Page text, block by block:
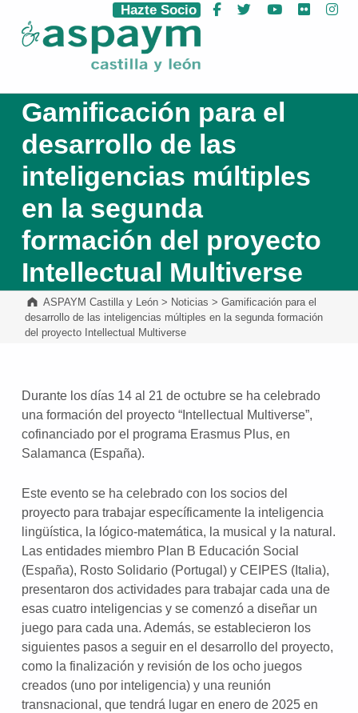
ASPAYM Castilla y León
Hazte Socio Facebook
Twitter YouTube
Flickr
Gamificación para el
desarrollo de las
inteligencias múltiples
en la segunda
formación del proyecto
Intellectual Multiverse
ASPAYM Castilla y León> Noticias > Gamificación para el
desarrollo de las inteligencias múltiples en la segunda formación
del proyecto Intellectual Multiverse
Durante los días 14 al 21 de octubre se ha celebrado
una formación del proyecto “Intellectual Multiverse”,
cofinanciado por el programa Erasmus Plus, en
Salamanca (España).
Este evento se ha celebrado con los socios del
proyecto para trabajar específicamente la inteligencia
lingüística, la lógico-matemática, la musical y la natural.
Las entidades miembro Plan B Educación Social
(España), Rosto Solidario (Portugal) y CEIPES (Italia),
presentaron dos actividades para trabajar cada una de
esas cuatro inteligencias y se comenzó a diseñar un
juego para cada una. Además, se establecieron los
siguientes pasos a seguir en el desarrollo del proyecto,
como la finalización y revisión de los ocho juegos
creados (uno por inteligencia) y una reunión
transnacional, que tendrá lugar en enero de 2025 en